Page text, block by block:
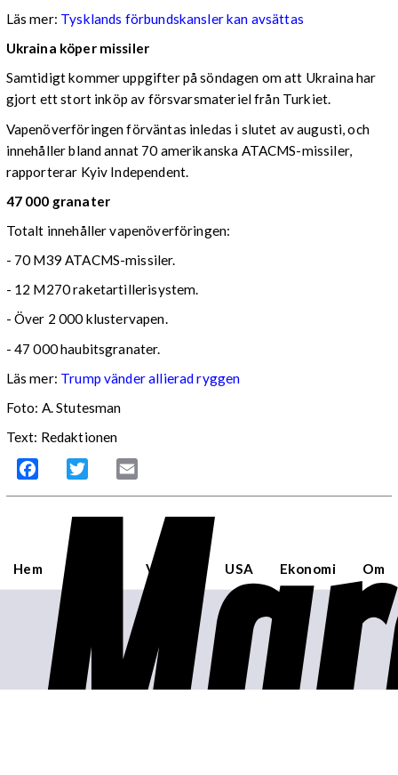
Läs mer: Tysklands förbundskansler kan avsättas
Ukraina köper missiler
Samtidigt kommer uppgifter på söndagen om att Ukraina har
gjort ett stort inköp av försvarsmateriel från Turkiet.
Vapenöverföringen förväntas inledas i slutet av augusti, och
innehåller bland annat 70 amerikanska ATACMS-missiler,
rapporterar Kyiv Independent.
47 000 granater
Totalt innehåller vapenöverföringen:
- 70 M39 ATACMS-missiler.
- 12 M270 raketartillerisystem.
- Över 2 000 klustervapen.
- 47 000 haubitsgranater.
Läs mer: Trump vänder allierad ryggen
Foto: A. Stutesman
Text: Redaktionen
Facebook Twitter
Hem Världen USA Ekonomi Om